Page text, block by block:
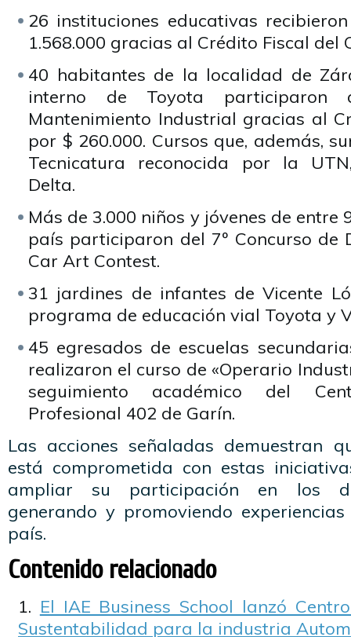
26 instituciones educativas
1.568.000 gracias al Crédito Fiscal del
40 habitantes de la localidad de
interno de Toyota
Mantenimiento Industrial gracias al
por $ 260.000. Cursos que, además,
Tecnicatura reconocida por la
Delta.
Más de 3.000 niños y jóvenes de entre
país participaron del 7º Concurso de
Car Art Contest.
31 jardines de infantes de Vicente
programa de educación vial Toyota y
45 egresados de escuelas
realizaron el curso de «Operario
seguimiento académico del
Profesional 402 de Garín.
Las acciones señaladas demuestran
está comprometida con estas
ampliar su participación en los
generando y promoviendo
país.
Contenido relacionado
El IAE Business School lanzó
Sustentabilidad para la industria